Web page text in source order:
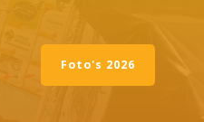
Foto's 2026